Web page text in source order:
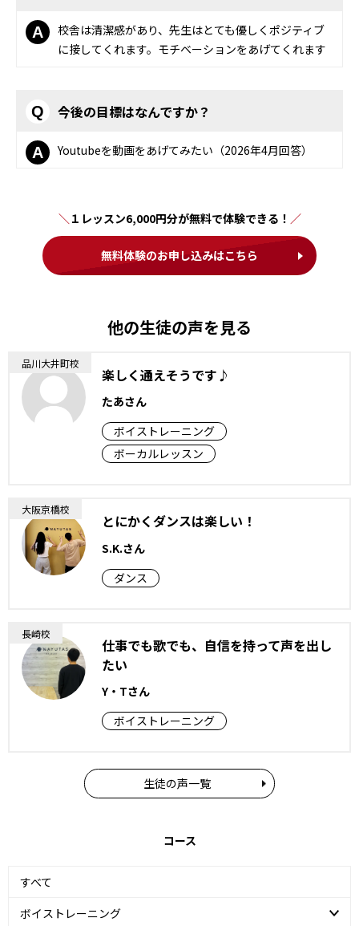
A
校舎は清潔感があり、先生はとても優しくポジティブ
に接してくれます。モチベーションをあげてくれます
Q 今後の目標はなんですか？
A Youtubeを動画をあげてみたい（2026年4月回答）
１レッスン6,000円分が無料で体験できる！
無料体験のお申し込みはこちら
他の生徒の声を見る
品川大井町校
楽しく通えそうです♪
たあさん
ボイストレーニング
ボーカルレッスン
大阪京橋校
とにかくダンスは楽しい！
S.K.さん
ダンス
長崎校
仕事でも歌でも、自信を持って声を出し
たい
Y・Tさん
ボイストレーニング
生徒の声一覧
コース
すべて
ボイストレーニング